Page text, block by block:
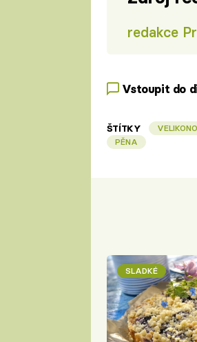
redakce
Vstoupit do
ŠTÍTKY
PĚNA
SLADKÉ